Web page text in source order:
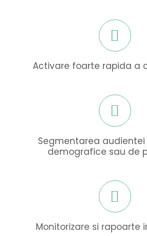
Activare foarte rapida a
Segmentarea audientei
demografice sau de
Monitorizare si rapoarte